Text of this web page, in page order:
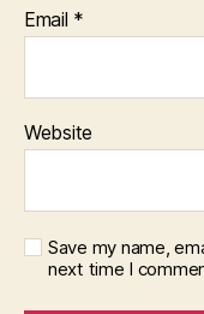
Email *
Website
Save my name,
next time I